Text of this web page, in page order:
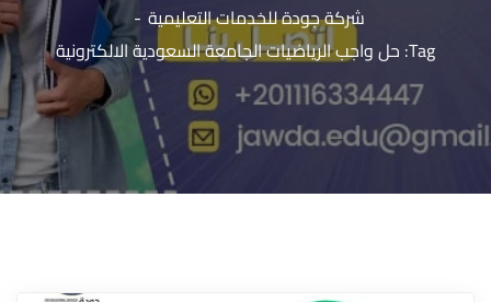
شركة جودة للخدمات التعليمية
Tag: حل واجب الرياضيات الجامعة السعودية الالكترونية